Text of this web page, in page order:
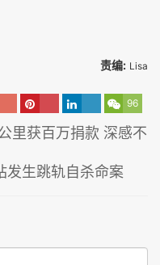
责编: Lisa
96
里获百万捐款 深感不
发生跳轨自杀命案